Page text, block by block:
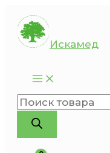
Перейти
содержимому
Искамед
Поиск
товаров